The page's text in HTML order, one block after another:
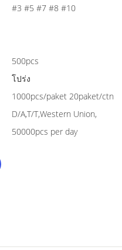
#3 #5 #7 #8 #10
500pcs
โปร่ง
1000pcs/paket 20paket/ctn
D/A,T/T,Western Union,
50000pcs per day